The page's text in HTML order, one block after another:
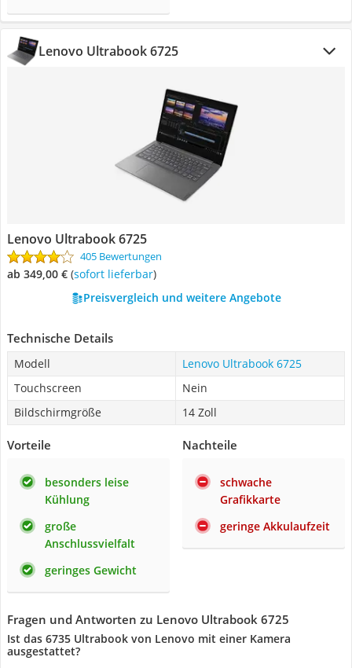
Lenovo Ultrabook 6725
Lenovo Ultrabook 6725
405 Bewertungen
ab 349,00 € ( Sofort lieferbar)
Preisvergleich und weitere Angebote
Technische Details
Modell
Lenovo Ultrabook 6725
Touchscreen
Nein
Bildschirmgröße
14 Zoll
Vorteile
besonders leise
Kühlung
große
Anschlussvielfalt
geringes Gewicht
Nachteile
schwache
Grafikkarte
geringe Akkulaufzeit
Fragen und Antworten zu Lenovo Ultrabook 6725
Ist das 6735 Ultrabook von Lenovo mit einer Kamera
ausgestattet?